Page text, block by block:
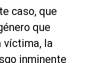
caso, que
que
víctima, la
inminente